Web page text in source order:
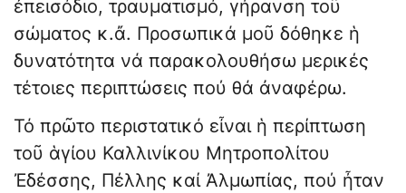
ἐπεισόδιο, τραυματισμό, γήρανση τοῦ
σώματος κ.ἄ. Προσωπικά μοῦ δόθηκε ἡ
δυνατότητα νά παρακολουθήσω μερικές
τέτοιες περιπτώσεις πού θά ἀναφέρω.
Τό πρῶτο περιστατικό εἶναι ἡ περίπτωση
τοῦ ἁγίου Καλλινίκου Μητροπολίτου
Ἐδέσσης, Πέλλης καί Ἀλμωπίας, πού ἦταν